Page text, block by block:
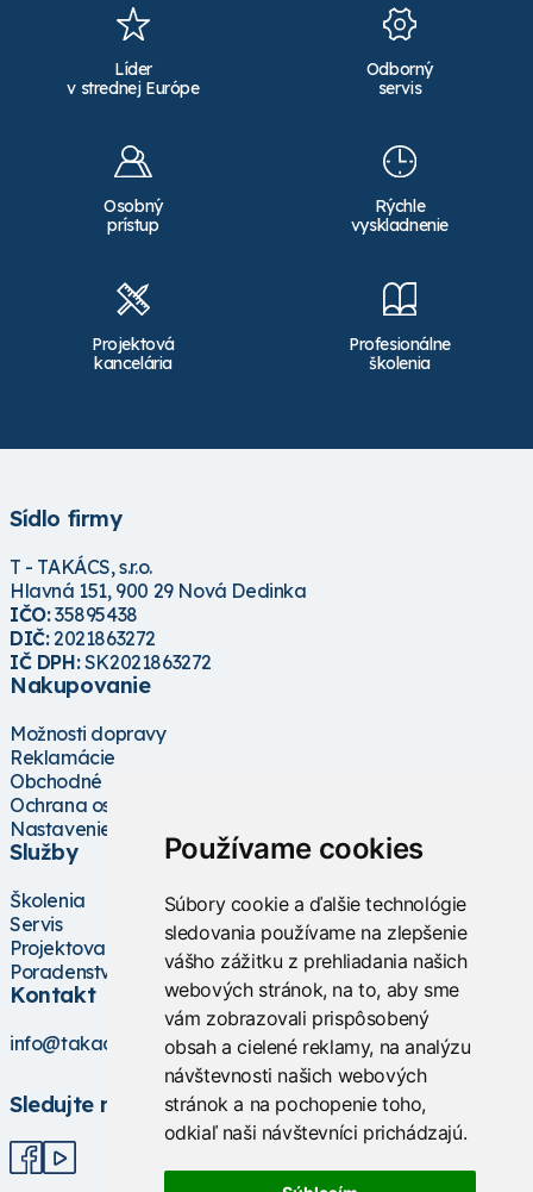
Používame cookies
Súbory cookie a ďalšie technológie
sledovania používame na zlepšenie
vášho zážitku z prehliadania našich
webových stránok, na to, aby sme
vám zobrazovali prispôsobený
obsah a cielené reklamy, na analýzu
návštevnosti našich webových
stránok a na pochopenie toho,
odkiaľ naši návštevníci prichádzajú.
Líder
v strednej Európe
Odborný
servis
Osobný
prístup
Rýchle
vyskladnenie
Projektová
kancelária
Profesionálne
školenia
Sídlo firmy
T - TAKÁCS, s.r.o.
Hlavná 151, 900 29 Nová Dedinka
IČO:35895438
DIČ:2021863272
IČ DPH:SK2021863272
Nakupovanie
Možnosti dopravy
Reklamácie
Obchodné podmienky
Ochrana osobných údajov
Nastavenie cookies
Služby
Školenia
Servis
Projektovanie
Poradenstvo
Kontakt
info@takacs.sk
Sledujte nás